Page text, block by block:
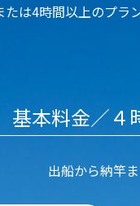
たは4時間以上のプラ
基本料金／４
出船から納竿